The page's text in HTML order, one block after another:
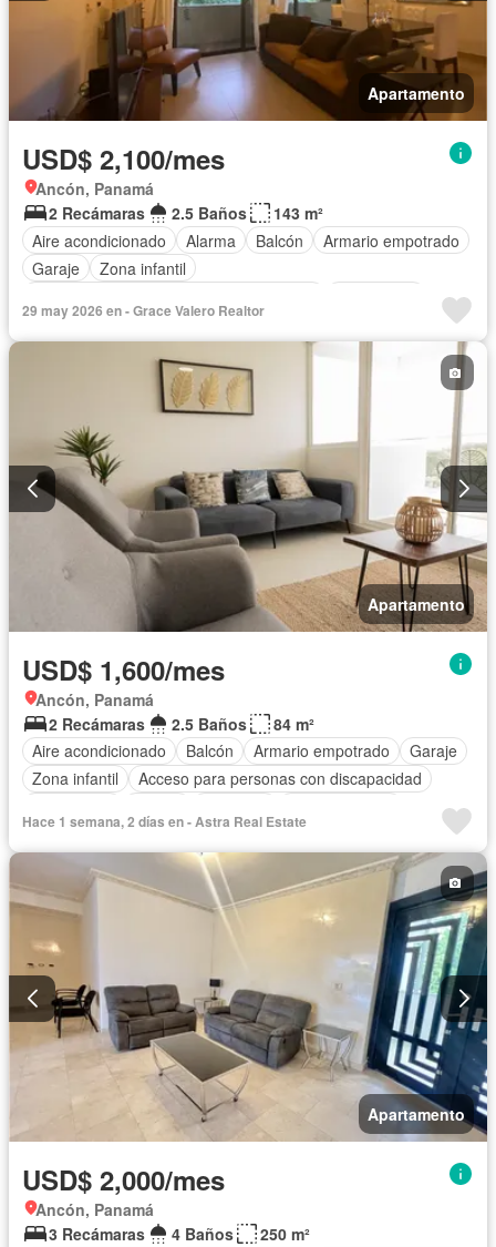
Apartamento
USD$ 2,100/mes
Ancón, Panamá
2 Recámaras
2.5 Baños
143 m²
Aire acondicionado
Alarma Balcón
Armario empotrado
Garaje
Zona infantil
Cocina equipada
Jardín Parrilla
Gas natural
Sauna Seguridad
Cuarto de servicio
Cancha de tenis Agua
29 may 2026 en - Grace Valero Realtor
Apartamento
USD$ 1,600/mes
Ancón, Panamá
2 Recámaras
2.5 Baños
84 m²
Aire acondicionado
Balcón Armario empotrado
Garaje
Zona infantil
Acceso para personas con discapacidad
Ascensor
Gas natural Vista panorámica
Seguridad
Piscina Agua
Hace 1 semana, 2 días en - Astra Real Estate
Apartamento
USD$ 2,000/mes
Ancón, Panamá
3 Recámaras
4 Baños
250 m²